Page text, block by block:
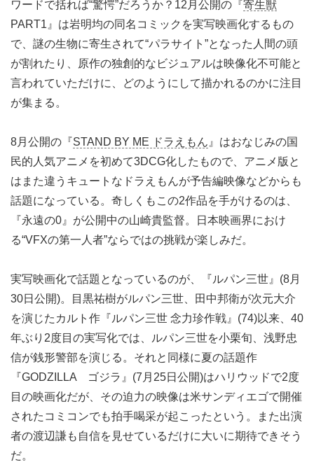
ワードで括れば“驚愕”だろうか？12月公開の『寄生獣
PART1』は岩明均の同名コミックを実写映画化するもの
で、謎の生物に寄生されて“パラサイト”となった人間の頭
が割れたり、原作の独創的なビジュアルは映像化不可能と
言われていただけに、どのようにして描かれるのかに注目
が集まる。
8月公開の『STAND BY ME ドラえもん 』はおなじみの国
民的人気アニメを初めて3DCG化したもので、アニメ版と
はまた違うキュートなドラえもんが予告編映像などからも
話題になっている。奇しくもこの2作品を手がけるのは、
『永遠の0』が公開中の山崎貴監督。日本映画界におけ
る“VFXの第一人者”ならではの挑戦が楽しみだ。
実写映画化で話題となっているのが、『ルパン三世』(8月
30日公開)。目黒祐樹がルパン三世、田中邦衛が次元大介
を演じたカルト作『ルパン三世 念力珍作戦』(74)以来、40
年ぶり2度目の実写化では、ルパン三世を小栗旬、浅野忠
信が銭形警部を演じる。それと同様に夏の話題作
『GODZILLA ゴジラ』(7月25日公開)はハリウッドで2度
目の映画化だが、その迫力の映像は米サンディエゴで開催
されたコミコンでも拍手喝采が起こったという。また出演
者の渡辺謙も自信を見せているだけに大いに期待できそう
だ。